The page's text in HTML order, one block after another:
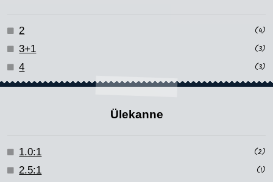
2
(4)
3+1
(3)
4
(3)
Ülekanne
1.0:1
(2)
2.5:1
(1)